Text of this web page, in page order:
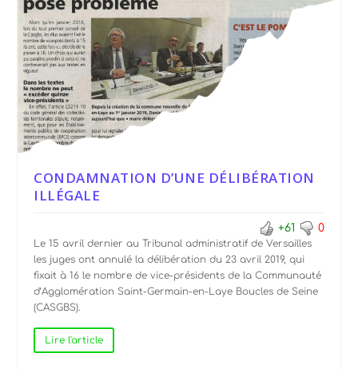
CONDAMNATION D’UNE DÉLIBÉRATION
ILLÉGALE
+61 0
Le 15 avril dernier au Tribunal administratif de Versailles
les juges ont annulé la délibération du 23 avril 2019, qui
fixait à 16 le nombre de vice-présidents de la Communauté
d’Agglomération Saint-Germain-en-Laye Boucles de Seine
(CASGBS).
Lire l'article